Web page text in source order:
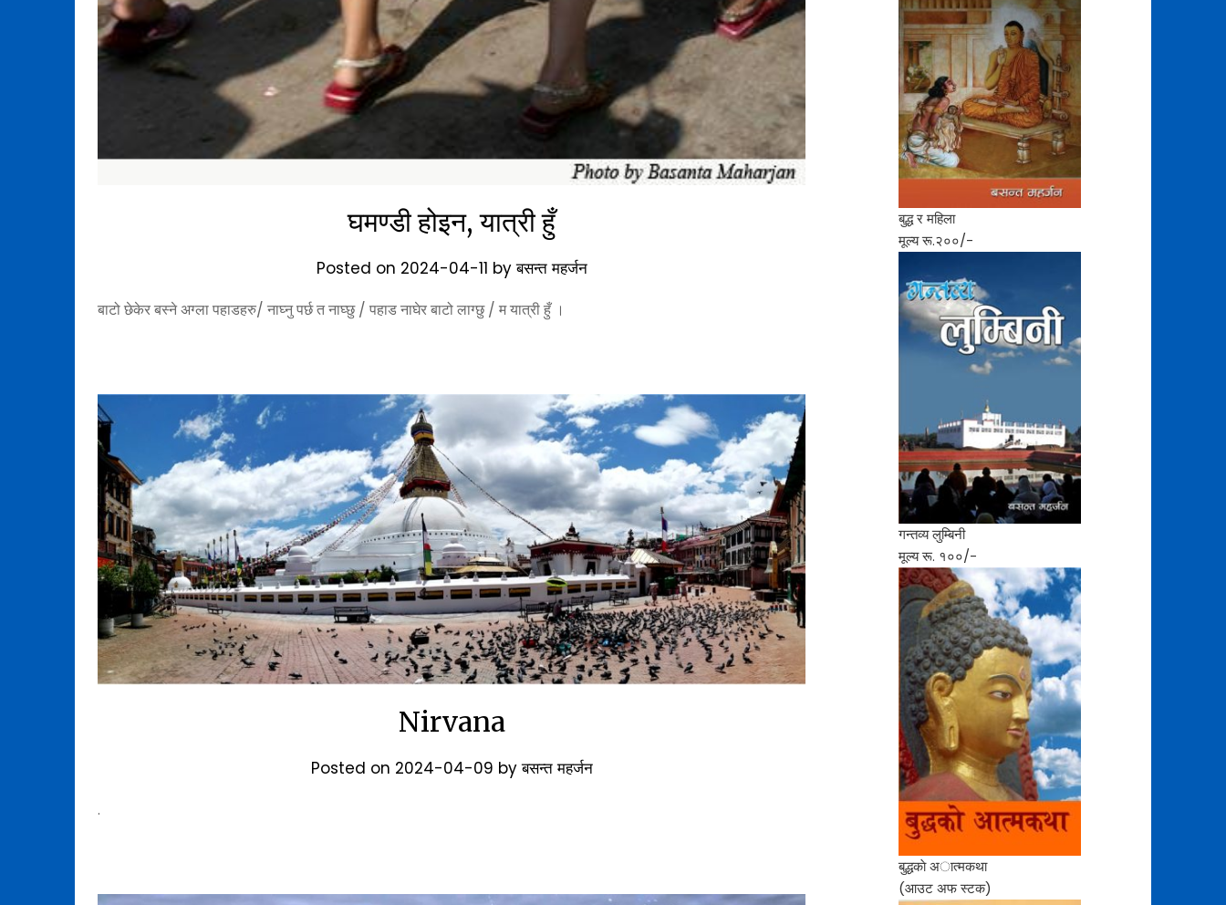
घमण्डी होइन, यात्री हुँ
Posted on 2024-04-11 byबसन्त महर्जन
बाटो छेकेर बस्ने अग्ला पहाडहरु/ नाघ्नु पर्छ त नाघ्छु / पहाड नाघेर बाटो लाग्छु / म यात्री हुँ ।
Nirvana
Posted on 2024-04-09 byबसन्त महर्जन
.
बुद्ध र महिला
मूल्य रू.२००/-
गन्तव्य लुम्बिनी
मूल्य रू. १००/-
बुद्धकाे अात्मकथा
(आउट अफ स्टक)